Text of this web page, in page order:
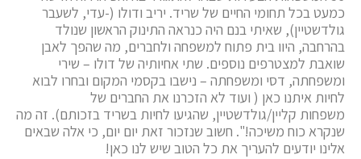
כמעט בכל תחומי החיים של שריד. יריב ודולו (-עדי, לשעבר
גולדשטיין), שאיתי בנם היה כנראה התינוק הראשון שנולד
בהרחבה, היוו בית פתוח למשפחה ולחברים, מה שהפך לאבן
שואבת למצטרפים נוספים. שתי אחיותיה של דולו – שירי
ומשפחתה, דסי ומשפחתה – נישבו בקסמי המקום ובחרו לבוא
לחיות איתנו כאן ( ועוד לא הזכרנו את החברים של
משפחות קליין/גולדשטיין, שהגיעו לחיות בשריד בזכותם). זה מה
שנקרא כוח משיכה!". חשוב שנזכור זאת יום יום, כי אלה שבאים
אלינו יודעים להעריך את כל הטוב שיש לנו כאן!